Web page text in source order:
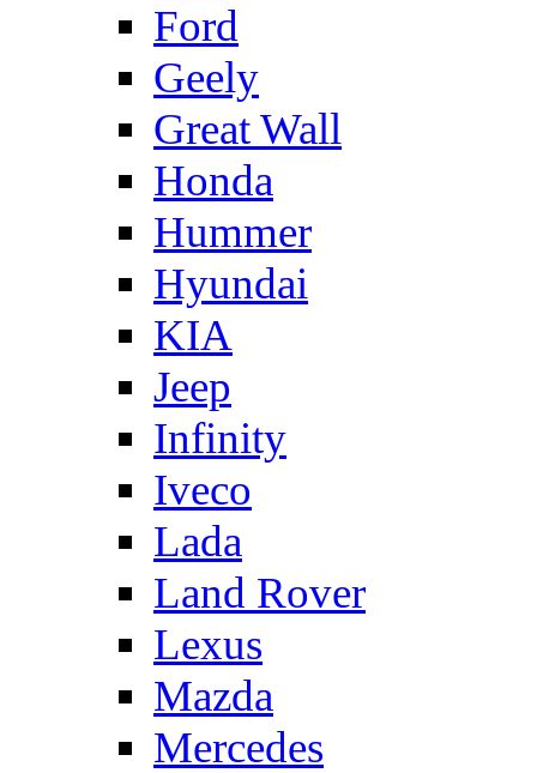
Ford
Geely
Great Wall
Honda
Hummer
Hyundai
KIA
Jeep
Infinity
Iveco
Lada
Land Rover
Lexus
Mazda
Mercedes